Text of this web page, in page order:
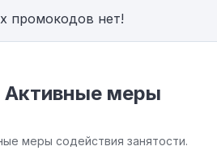
промокодов нет!
Активные меры
меры содействия занятости.